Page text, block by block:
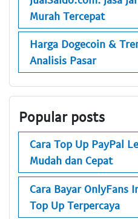
Murah Tercepat
Harga Dogecoin &
Analisis Pasar
Popular posts
Cara Top Up PayPal
Mudah dan Cepat
Cara Bayar OnlyFans
Top Up Terpercaya